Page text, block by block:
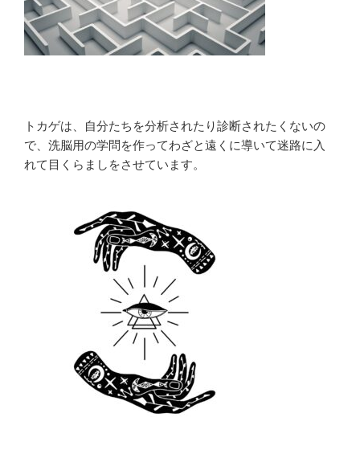
トカゲは、自分たちを分析されたり診断されたくないの
で、洗脳用の学問を作ってわざと遠くに導いて迷路に入
れて目くらましをさせています。